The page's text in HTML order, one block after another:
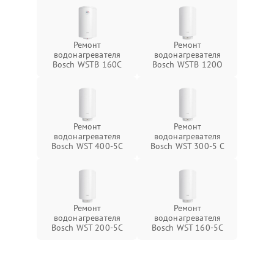
Ремонт
водонагревателя
Bosch WSTB 160C
Ремонт
водонагревателя
Bosch WSTB 120O
Ремонт
водонагревателя
Bosch WST 400-5C
Ремонт
водонагревателя
Bosch WST 300-5 C
Ремонт
водонагревателя
Bosch WST 200-5C
Ремонт
водонагревателя
Bosch WST 160-5C